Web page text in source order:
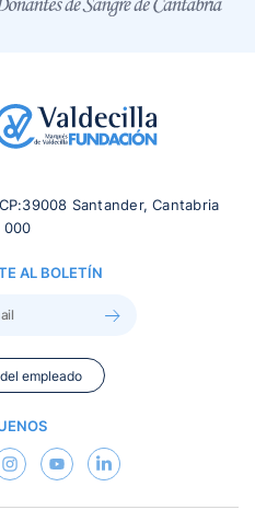
Santander, Cantabria
000
empleado
AL BOLETÍN